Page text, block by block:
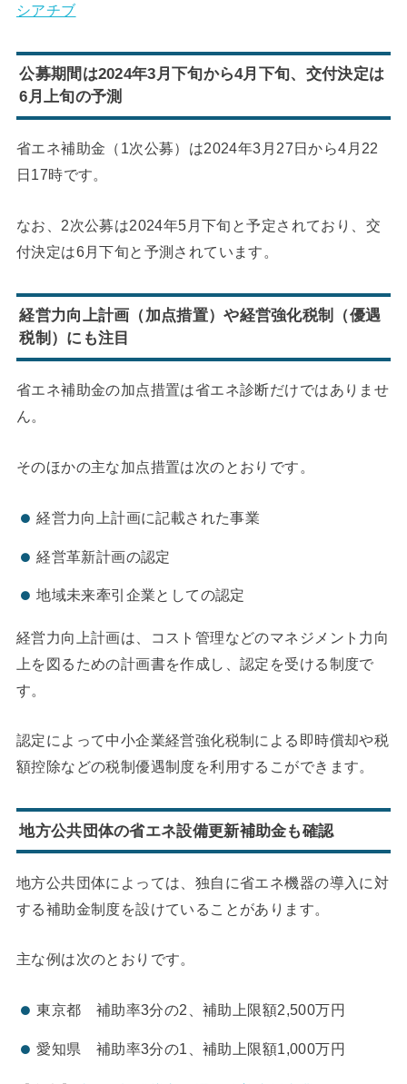
シアチブ
公募期間は2024年3月下旬から4月下旬、交付決定は
6月上旬の予測
省エネ補助金（1次公募）は2024年3月27日から4月22
日17時です。
なお、2次公募は2024年5月下旬と予定されており、交
付決定は6月下旬と予測されています。
経営力向上計画（加点措置）や経営強化税制（優遇
税制）にも注目
省エネ補助金の加点措置は省エネ診断だけではありませ
ん。
そのほかの主な加点措置は次のとおりです。
経営力向上計画に記載された事業
経営革新計画の認定
地域未来牽引企業としての認定
経営力向上計画は、コスト管理などのマネジメント力向
上を図るための計画書を作成し、認定を受ける制度で
す。
認定によって中小企業経営強化税制による即時償却や税
額控除などの税制優遇制度を利用するこができます。
地方公共団体の省エネ設備更新補助金も確認
地方公共団体によっては、独自に省エネ機器の導入に対
する補助金制度を設けていることがあります。
主な例は次のとおりです。
東京都 補助率3分の2、補助上限額2,500万円
愛知県 補助率3分の1、補助上限額1,000万円